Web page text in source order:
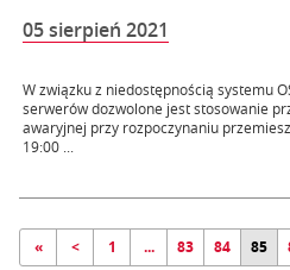
05 sierpień 2021
W związku z niedostępnością systemu
serwerów dozwolone jest stosowanie
awaryjnej przy rozpoczynaniu
19:00 ...
« < 1 ... 83 84 85